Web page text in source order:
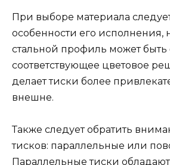
При выборе материала
особенности его исполнения,
стальной профиль может
соответствующее цветовое
делает тиски более
внешне.
Также следует обратить
тисков: параллельные или
Параллельные тиски